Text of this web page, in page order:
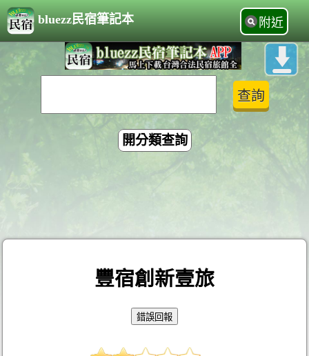
bluezz民宿筆記本 附近
開分類查詢
豐宿創新壹旅